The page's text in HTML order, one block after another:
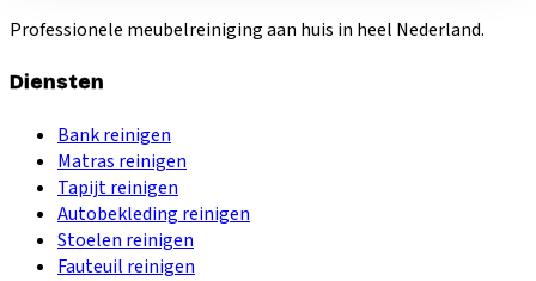
Professionele meubelreiniging aan huis in heel Nederland.
Diensten
Bank reinigen
Matras reinigen
Tapijt reinigen
Autobekleding reinigen
Stoelen reinigen
Fauteuil reinigen